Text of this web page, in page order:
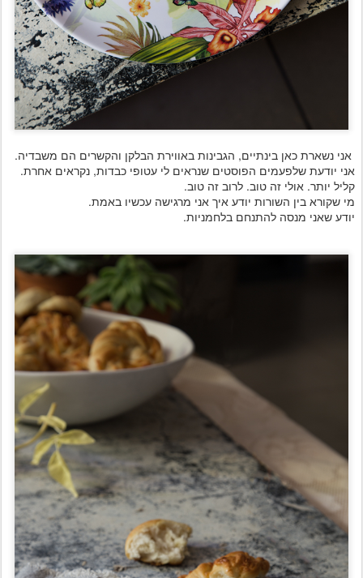
אני נשארת כאן בינתיים, הגבינות באווירת הבלקן והקשרים הם משבדיה.
אני יודעת שלפעמים הפוסטים שנראים לי עטופי כבדות, נקראים אחרת.
קליל יותר. אולי זה טוב. לרוב זה טוב.
מי שקורא בין השורות יודע איך אני מרגישה עכשיו באמת.
יודע שאני מנסה להתנחם בלחמניות.